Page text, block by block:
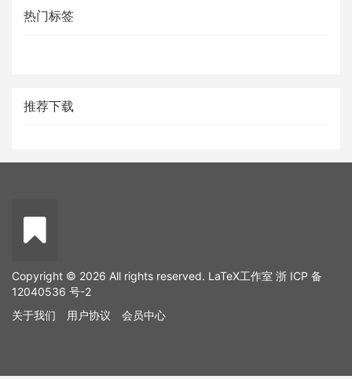
热门标签
推荐下载
Copyright © 2026 All rights reserved. LaTeX工作室 浙 ICP 备
12040536 号-2
关于我们
用户协议 会员中心